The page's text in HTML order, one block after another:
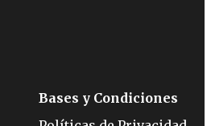
Bases y Condiciones